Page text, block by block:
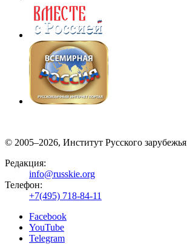
© 2005–2026, Институт Русского зарубежья
Редакция:
info@russkie.org
Телефон:
+7(495) 718-84-11
Facebook
YouTube
Telegram